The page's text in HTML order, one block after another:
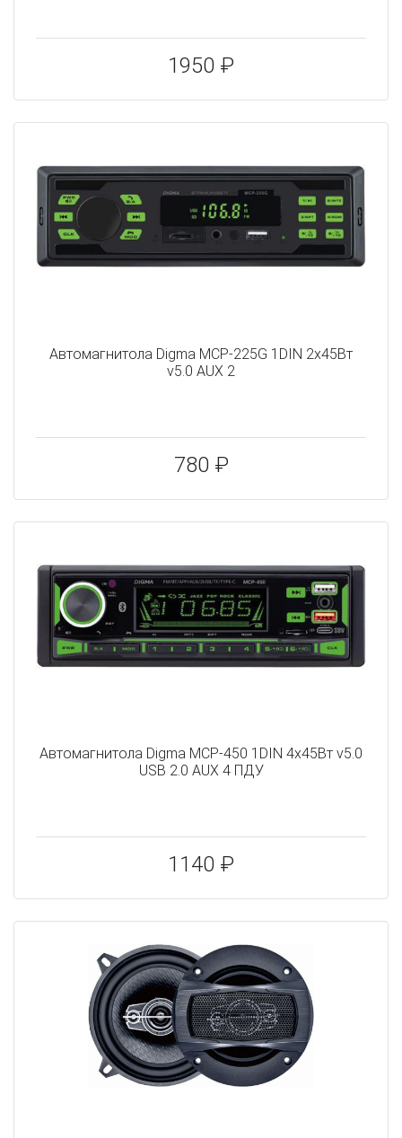
1950 ₽
Автомагнитола Digma MCP-225G 1DIN 2x45Вт
v5.0 AUX 2
780 ₽
Автомагнитола Digma MCP-450 1DIN 4x45Вт v5.0
USB 2.0 AUX 4 ПДУ
1140 ₽